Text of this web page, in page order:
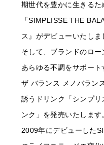
期世代を豊かに生きるた
「SIMPLISSE THE
ス』がデビューいたしま
そして、ブランドのロ
あらゆる不調をサポー
ザ バランス メノバラン
誘うドリンク「シンプ
ンク」を発売いたします
2009年にデビューした